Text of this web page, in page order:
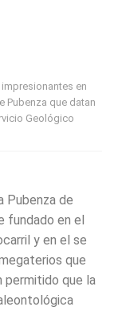
en
Pubenza que datan
Geológico
Pubenza de
fundado en el
y en el se
que
permitido que la